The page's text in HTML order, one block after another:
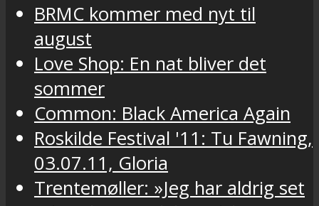
BRMC kommer med nyt til
august
Love Shop: En nat bliver det
sommer
Common: Black America Again
Roskilde Festival '11: Tu Fawning,
03.07.11, Gloria
Trentemøller: »Jeg har aldrig set